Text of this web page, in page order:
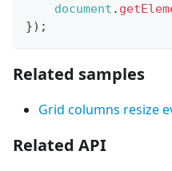
document .
}) ;
Related samples
Grid columns resize
Related API